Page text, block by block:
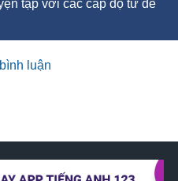
tập với các cấp độ từ dễ
luận